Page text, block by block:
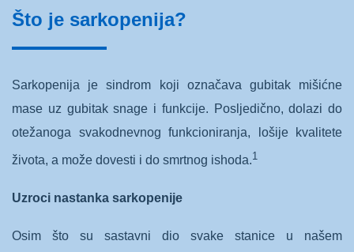
Što je sarkopenija?
Sarkopenija je sindrom koji označava gubitak mišićne
mase uz gubitak snage i funkcije. Posljedično, dolazi do
otežanoga svakodnevnog funkcioniranja, lošije kvalitete
života, a može dovesti i do smrtnog ishoda.1
Uzroci nastanka sarkopenije
Osim što su sastavni dio svake stanice u našem